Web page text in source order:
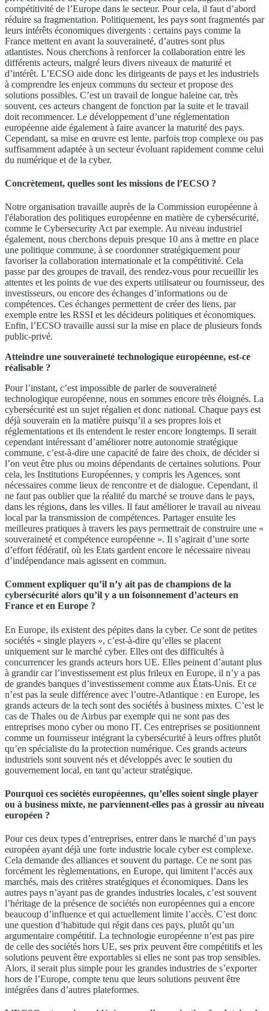
compétitivité de l’Europe dans le secteur. Pour cela, il faut d’abord
réduire sa fragmentation. Politiquement, les pays sont fragmentés par
leurs intérêts économiques divergents : certains pays comme la
France mettent en avant la souveraineté, d’autres sont plus
atlantistes. Nous cherchons à renforcer la collaboration entre les
différents acteurs, malgré leurs divers niveaux de maturité et
d’intérêt. L’ECSO aide donc les dirigeants de pays et les industriels
à comprendre les enjeux communs du secteur et propose des
solutions possibles. C’est un travail de longue haleine car, très
souvent, ces acteurs changent de fonction par la suite et le travail
doit recommencer. Le développement d’une réglementation
européenne aide également à faire avancer la maturité des pays.
Cependant, sa mise en œuvre est lente, parfois trop complexe ou pas
suffisamment adaptée à un secteur évoluant rapidement comme celui
du numérique et de la cyber.
Concrètement, quelles sont les missions de l’ECSO ?
Notre organisation travaille auprès de la Commission européenne à
l'élaboration des politiques européenne en matière de cybersécurité,
comme le Cybersecurity Act par exemple. Au niveau industriel
également, nous cherchons depuis presque 10 ans à mettre en place
une politique commune, à se coordonner stratégiquement pour
favoriser la collaboration internationale et la compétitivité. Cela
passe par des groupes de travail, des rendez-vous pour recueillir les
attentes et les points de vue des experts utilisateur ou fournisseur, des
investisseurs, ou encore des échanges d’informations ou de
compétences. Ces échanges permettent de créer des liens, par
exemple entre les RSSI et les décideurs politiques et économiques.
Enfin, l’ECSO travaille aussi sur la mise en place de plusieurs fonds
public-privé.
Atteindre une souveraineté technologique européenne, est-ce
réalisable ?
Pour l’instant, c’est impossible de parler de souveraineté
technologique européenne, nous en sommes encore très éloignés. La
cybersécurité est un sujet régalien et donc national. Chaque pays est
déjà souverain en la matière puisqu’il a ses propres lois et
réglementations et ils entendent le rester encore longtemps. Il serait
cependant intéressant d’améliorer notre autonomie stratégique
commune, c’est-à-dire une capacité de faire des choix, de décider si
l’on veut être plus ou moins dépendants de certaines solutions. Pour
cela, les Institutions Européennes, y compris les Agences, sont
nécessaires comme lieux de rencontre et de dialogue. Cependant, il
ne faut pas oublier que la réalité du marché se trouve dans le pays,
dans les régions, dans les villes. Il faut améliorer le travail au niveau
local par la transmission de compétences. Partager ensuite les
meilleures pratiques à travers les pays permettrait de construire une «
souveraineté et compétence européenne ». Il s’agirait d’une sorte
d’effort fédératif, où les Etats gardent encore le nécessaire niveau
d’indépendance mais agissent en commun.
Comment expliquer qu’il n’y ait pas de champions de la
cybersécurité alors qu’il y a un foisonnement d’acteurs en
France et en Europe ?
En Europe, ils existent des pépites dans la cyber. Ce sont de petites
sociétés « single players », c’est-à-dire qu’elles se placent
uniquement sur le marché cyber. Elles ont des difficultés à
concurrencer les grands acteurs hors UE. Elles peinent d’autant plus
à grandir car l’investissement est plus frileux en Europe, il n’y a pas
de grandes banques d’investissement comme aux États-Unis. Et ce
n’est pas la seule différence avec l’outre-Atlantique : en Europe, les
grands acteurs de la tech sont des sociétés à business mixtes. C’est le
cas de Thales ou de Airbus par exemple qui ne sont pas des
entreprises mono cyber ou mono IT. Ces entreprises se positionnent
comme un fournisseur intégrant la cybersécurité à leurs offres plutôt
qu’en spécialiste du la protection numérique. Ces grands acteurs
industriels sont souvent nés et développés avec le soutien du
gouvernement local, en tant qu’acteur stratégique.
Pourquoi ces sociétés européennes, qu’elles soient single player
ou à business mixte, ne parviennent-elles pas à grossir au niveau
européen ?
Pour ces deux types d’entreprises, entrer dans le marché d’un pays
européen ayant déjà une forte industrie locale cyber est complexe.
Cela demande des alliances et souvent du partage. Ce ne sont pas
forcément les règlementations, en Europe, qui limitent l’accès aux
marchés, mais des critères stratégiques et économiques. Dans les
autres pays n’ayant pas de grandes industries locales, c’est souvent
l’héritage de la présence de sociétés non européennes qui a encore
beaucoup d’influence et qui actuellement limite l’accès. C’est donc
une question d’habitude qui régit dans ces pays, plutôt qu’un
argumentaire compétitif. La technologie européenne n’est pas pire
de celle des sociétés hors UE, ses prix peuvent être compétitifs et les
solutions peuvent être exportables si elles ne sont pas trop sensibles.
Alors, il serait plus simple pour les grandes industries de s’exporter
hors de l’Europe, compte tenu que leurs solutions peuvent être
intégrées dans d’autres plateformes.